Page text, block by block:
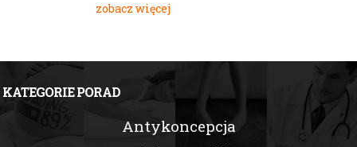
zobacz więcej
KATEGORIE PORAD
Antykoncepcja